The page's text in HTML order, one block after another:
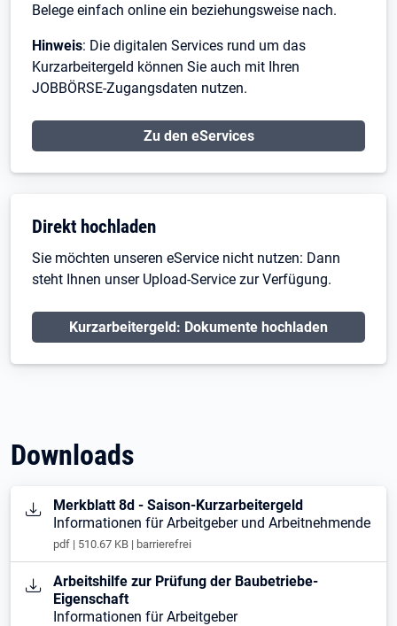
Belege einfach online ein beziehungsweise nach.
Hinweis: Die digitalen Services rund um das
Kurzarbeitergeld können Sie auch mit Ihren
JOBBÖRSE-Zugangsdaten nutzen.
Zu den eServices
Direkt hochladen
Sie möchten unseren eService nicht nutzen: Dann
steht Ihnen unser Upload-Service zur Verfügung.
Kurzarbeitergeld: Dokumente hochladen
Downloads
Öffnet in neuem Tab
Merkblatt 8d - Saison-Kurzarbeitergeld
Informationen für Arbeitgeber und Arbeitnehmende
pdf | 510.67 KB | barrierefrei
Öffnet in neuem Tab
Arbeitshilfe zur Prüfung der Baubetriebe-
Eigenschaft
Informationen für Arbeitgeber